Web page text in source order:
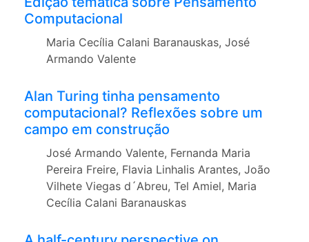
Computacional
Maria Cecília Calani Baranauskas, José
Armando Valente
Alan Turing tinha pensamento
computacional? Reflexões sobre um
campo em construção
José Armando Valente, Fernanda Maria
Pereira Freire, Flavia Linhalis Arantes, João
Vilhete Viegas d´Abreu, Tel Amiel, Maria
Cecília Calani Baranauskas